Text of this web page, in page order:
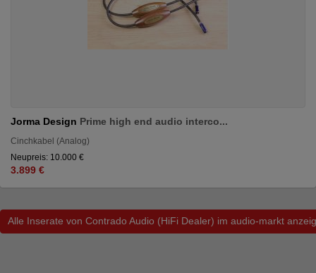
Jorma Design Prime high end audio interco...
Cinchkabel (Analog)
Neupreis: 10.000 €
3.899 €
Alle Inserate von Contrado Audio (HiFi Dealer) im audio-markt